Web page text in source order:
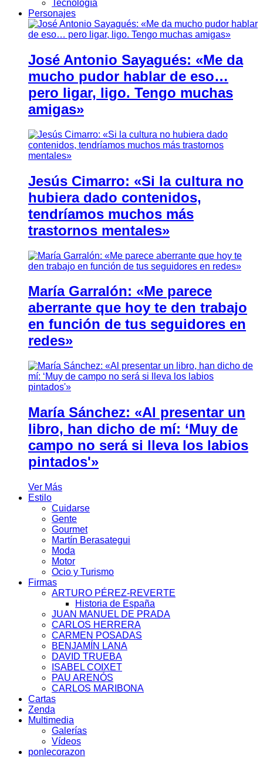
Tecnología
Personajes
José Antonio Sayagués: «Me da
mucho pudor hablar de eso…
pero ligar, ligo. Tengo muchas
amigas»
Jesús Cimarro: «Si la cultura no
hubiera dado contenidos,
tendríamos muchos más
trastornos mentales»
María Garralón: «Me parece
aberrante que hoy te den trabajo
en función de tus seguidores en
redes»
María Sánchez: «Al presentar un
libro, han dicho de mí: ‘Muy de
campo no será si lleva los labios
pintados'»
Ver Más
Estilo
Cuidarse
Gente
Gourmet
Martín Berasategui
Moda
Motor
Ocio y Turismo
Firmas
ARTURO PÉREZ-REVERTE
Historia de España
JUAN MANUEL DE PRADA
CARLOS HERRERA
CARMEN POSADAS
BENJAMÍN LANA
DAVID TRUEBA
ISABEL COIXET
PAU ARENÓS
CARLOS MARIBONA
Cartas
Zenda
Multimedia
Galerías
Vídeos
ponlecorazon